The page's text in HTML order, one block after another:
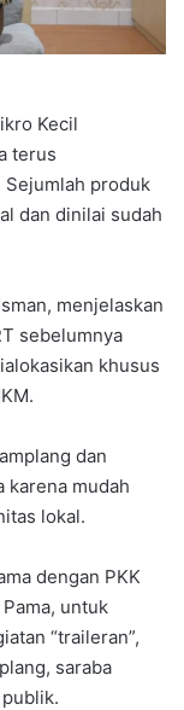
Kecil
terus
produk
dan dinilai sudah
menjelaskan
sebelumnya
khusus
dan
karena mudah
lokal.
dengan PKK
untuk
“traileran”,
saraba